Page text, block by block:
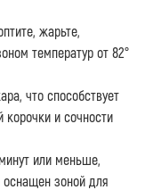
жарьте,
температур от 82°
что способствует
и сочности
или меньше,
оснащен зоной для